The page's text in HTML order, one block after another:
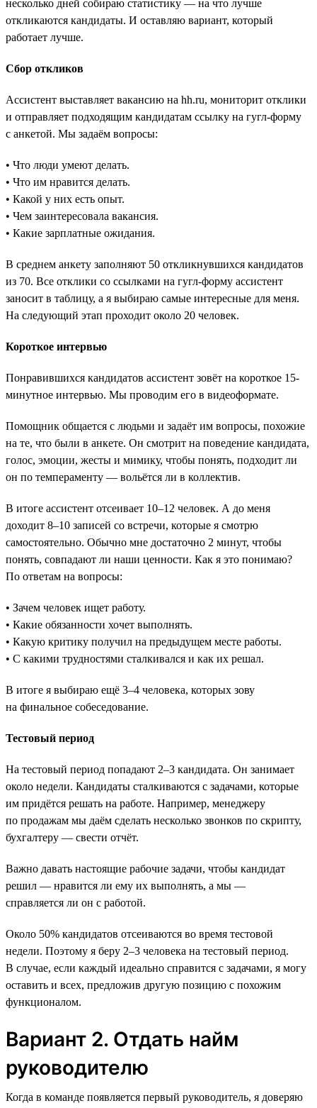
несколько дней собираю статистику — на что лучше
откликаются кандидаты. И оставляю вариант, который
работает лучше.
Сбор откликов
Ассистент выставляет вакансию на hh.ru, мониторит отклики
и отправляет подходящим кандидатам ссылку на гугл-форму
с анкетой. Мы задаём вопросы:
• Что люди умеют делать.
• Что им нравится делать.
• Какой у них есть опыт.
• Чем заинтересовала вакансия.
• Какие зарплатные ожидания.
В среднем анкету заполняют 50 откликнувшихся кандидатов
из 70. Все отклики со ссылками на гугл-форму ассистент
заносит в таблицу, а я выбираю самые интересные для меня.
На следующий этап проходит около 20 человек.
Короткое интервью
Понравившихся кандидатов ассистент зовёт на короткое 15-
минутное интервью. Мы проводим его в видеоформате.
Помощник общается с людьми и задаёт им вопросы, похожие
на те, что были в анкете. Он смотрит на поведение кандидата,
голос, эмоции, жесты и мимику, чтобы понять, подходит ли
он по темпераменту — вольётся ли в коллектив.
В итоге ассистент отсеивает 10–12 человек. А до меня
доходит 8–10 записей со встречи, которые я смотрю
самостоятельно. Обычно мне достаточно 2 минут, чтобы
понять, совпадают ли наши ценности. Как я это понимаю?
По ответам на вопросы:
• Зачем человек ищет работу.
• Какие обязанности хочет выполнять.
• Какую критику получил на предыдущем месте работы.
• С какими трудностями сталкивался и как их решал.
В итоге я выбираю ещё 3–4 человека, которых зову
на финальное собеседование.
Тестовый период
На тестовый период попадают 2–3 кандидата. Он занимает
около недели. Кандидаты сталкиваются с задачами, которые
им придётся решать на работе. Например, менеджеру
по продажам мы даём сделать несколько звонков по скрипту,
бухгалтеру — свести отчёт.
Важно давать настоящие рабочие задачи, чтобы кандидат
решил — нравится ли ему их выполнять, а мы —
справляется ли он с работой.
Около 50% кандидатов отсеиваются во время тестовой
недели. Поэтому я беру 2–3 человека на тестовый период.
В случае, если каждый идеально справится с задачами, я могу
оставить и всех, предложив другую позицию с похожим
функционалом.
Вариант 2. Отдать найм
руководителю
Когда в команде появляется первый руководитель, я доверяю